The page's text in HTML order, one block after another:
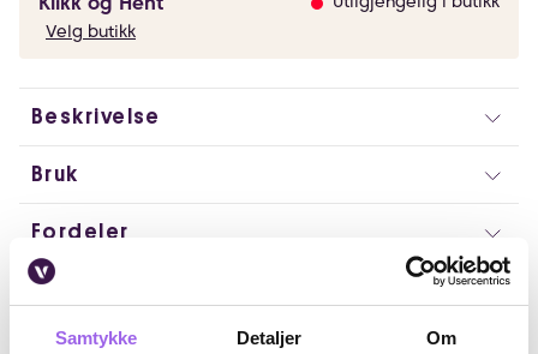
Samtykke Detaljer Om
Velg butikk
Beskrivelse
Bruk
Fordeler
Ingredienser
Artikkelnummer: 240920070